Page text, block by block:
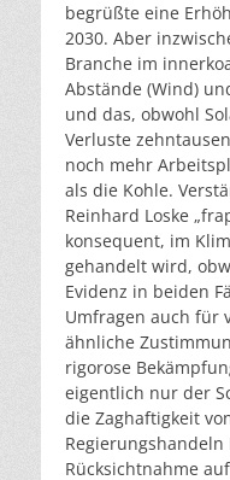
begrüßte eine
2030. Aber
Branche im
Abstände (Wind)
und das, obwohl
Verluste
noch mehr
als die Kohle.
Reinhard Loske
konsequent, im
gehandelt wird,
Evidenz in beiden
Umfragen auch für
ähnliche
rigorose
eigentlich nur der
die Zaghaftigkeit
Rücksichtnahme